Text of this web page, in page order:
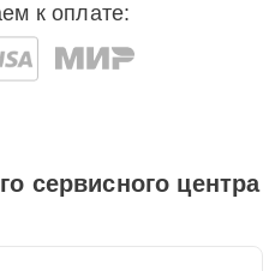
к оплате:
сервисного центра